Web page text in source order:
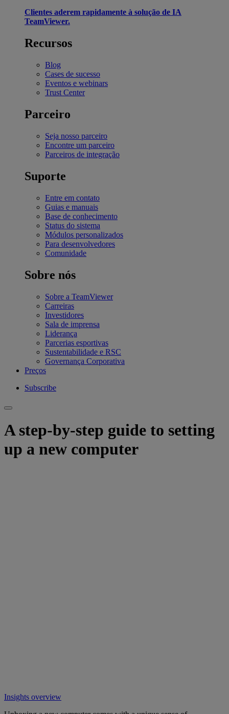
Clientes aderem rapidamente à solução de IA
TeamViewer.
Recursos
Blog
Cases de sucesso
Eventos e webinars
Trust Center
Parceiro
Seja nosso parceiro
Encontre um parceiro
Parceiros de integração
Suporte
Entre em contato
Guias e manuais
Base de conhecimento
Status do sistema
Módulos personalizados
Para desenvolvedores
Comunidade
Sobre nós
Sobre a TeamViewer
Carreiras
Investidores
Sala de imprensa
Liderança
Parcerias esportivas
Sustentabilidade e RSC
Governança Corporativa
Preços
Subscribe
A step-by-step guide to setting
up a new computer
Insights overview